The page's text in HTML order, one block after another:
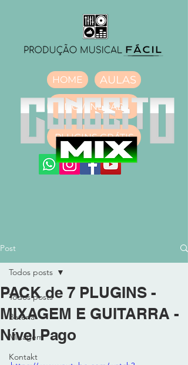
HOME AULAS
DOWNLOAD
PLUGINS GRÁTIS
Post
Todos posts
Bateria
MIxagem
Kontakt
Todos posts
PACK de 7 PLUGINS -
MIXAGEM E GUITARRA -
Nível Pago